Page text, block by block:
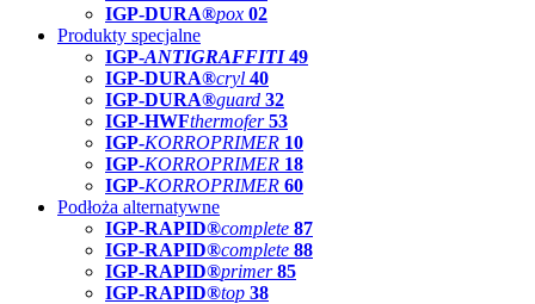
IGP-DURA®pox 02
Produkty specjalne
IGP-ANTIGRAFFITI49
IGP-DURA®cryl 40
IGP-DURA®guard 32
IGP-HWFthermofer 53
IGP-KORROPRIMER 10
IGP-KORROPRIMER 18
IGP-KORROPRIMER 60
Podłoża alternatywne
IGP-RAPID®complete 87
IGP-RAPID®complete 88
IGP-RAPID®primer 85
IGP-RAPID®top 38